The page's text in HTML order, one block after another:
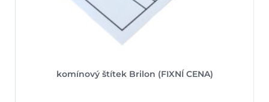
komínový štítek Brilon (FIXNÍ CENA)